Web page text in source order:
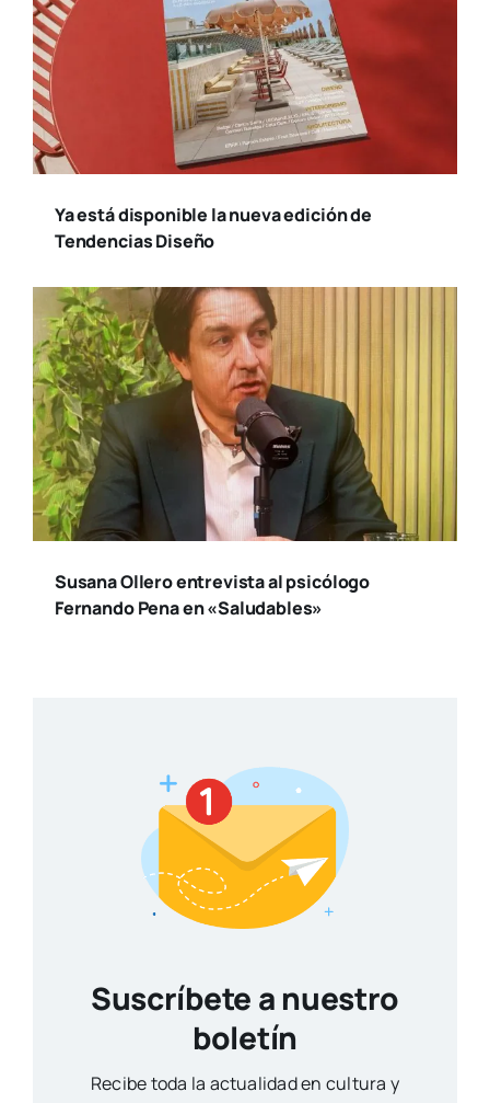
Ya está disponible la nueva edición de
Tendencias Diseño
Susana Ollero entrevista al psicólogo
Fernando Pena en «Saludables»
Suscríbete a nuestro
boletín
Reci­be toda la actua­li­dad en cul­tu­ra y